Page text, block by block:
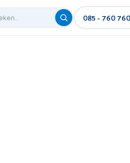
085 - 760